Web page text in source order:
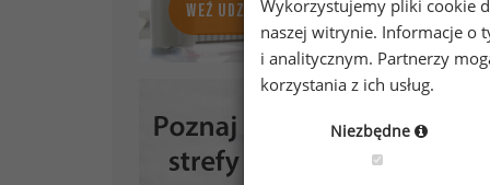
Wykorzystujemy pliki cookie
naszej witrynie. Informacje o
i analitycznym. Partnerzy
korzystania z ich usług.
Niezbędne